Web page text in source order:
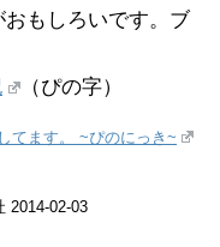
もしろいです。ブ
（ぴの字）
てます。 ~ぴのにっき~
2014-02-03